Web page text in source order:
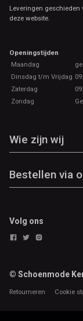
Leveringen geschieden
deze website.
Openingstijden
Maandag
Dinsdag t/m Vrijdag
Zaterdag
Zondag
Wie zijn wij
Bestellen via
Volg ons
© Schoenmode
Retourneren Cookie